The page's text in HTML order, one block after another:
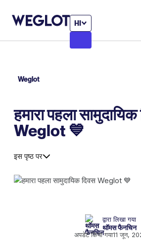
HI
Weglot
हमारा पहला
Weglot 💙
इस पृष्ठ पर
द्वारा लिखा गया
थॉमस फैनचिन
अपडेट किया गया11 जून,